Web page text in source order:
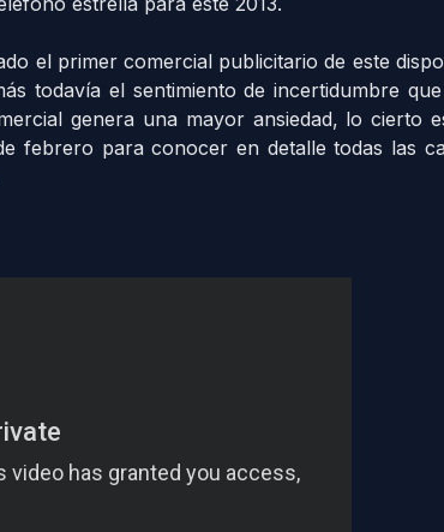
el primer comercial publicitario de este
todavía el sentimiento de incertidumbre
genera una mayor ansiedad, lo cierto
febrero para conocer en detalle todas las